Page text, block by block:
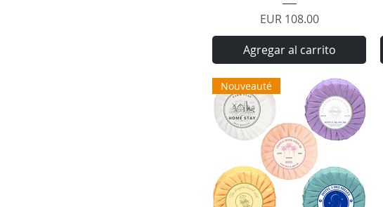
Precio
EUR 108.00
Agregar al carrito
Nouveauté